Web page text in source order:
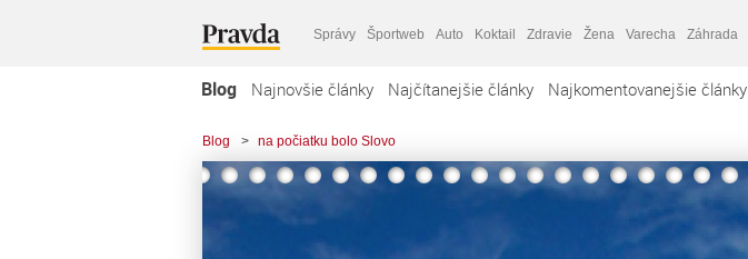
Správy Športweb Auto Koktail Zdravie Žena Varecha Záhrada
Blog Najnovšie články Najčítanejšie články Najkomentovanejšie články
Blog > na počiatku bolo Slovo